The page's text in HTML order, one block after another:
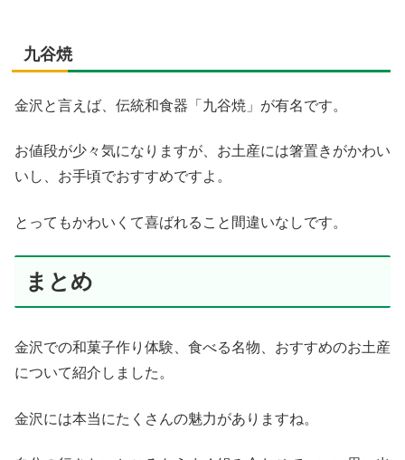
九谷焼
金沢と言えば、伝統和食器「九谷焼」が有名です。
お値段が少々気になりますが、お土産には箸置きがかわい
いし、お手頃でおすすめですよ。
とってもかわいくて喜ばれること間違いなしです。
まとめ
金沢での和菓子作り体験、食べる名物、おすすめのお土産
について紹介しました。
金沢には本当にたくさんの魅力がありますね。